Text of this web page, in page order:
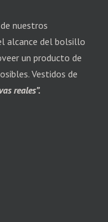
nuestros
alcance del bolsillo
un producto de
Vestidos de
reales”.